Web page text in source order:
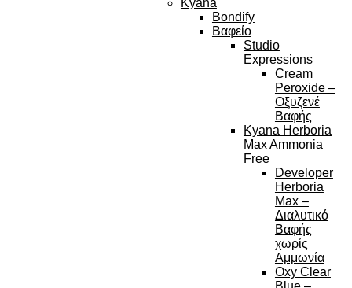
Kyana
Bondify
Βαφείο
Studio
Expressions
Cream
Peroxide –
Οξυζενέ
Βαφής
Kyana Herboria
Max Ammonia
Free
Developer
Herboria
Max –
Διαλυτικό
Βαφής
χωρίς
Αμμωνία
Oxy Clear